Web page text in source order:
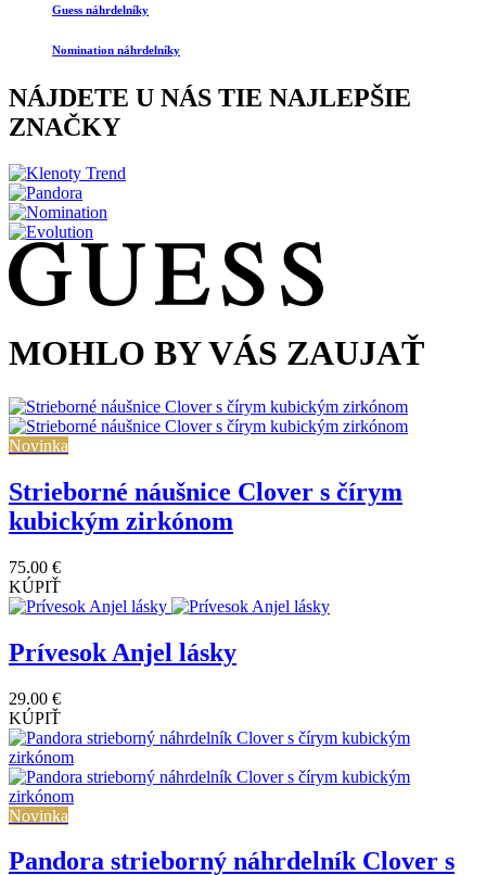
Guess náhrdelníky
Nomination náhrdelníky
NÁJDETE U NÁS TIE NAJLEPŠIE
ZNAČKY
MOHLO BY VÁS ZAUJAŤ
Novinka
Strieborné náušnice Clover s čírym
kubickým zirkónom
75.00 €
KÚPIŤ
Prívesok Anjel lásky
29.00 €
KÚPIŤ
Novinka
Pandora strieborný náhrdelník Clover s